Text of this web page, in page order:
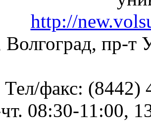
http://
пр-т
Тел/факс: (8442)
08:30-11:00,